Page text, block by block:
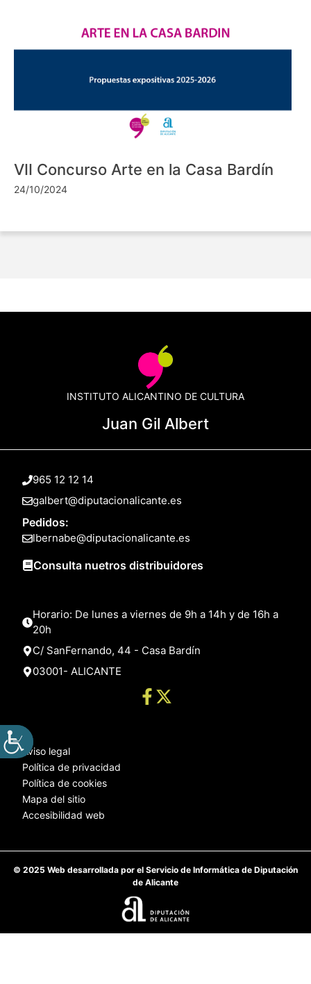
VII Concurso Arte en la Casa Bardín
24/10/2024
INSTITUTO ALICANTINO DE CULTURA
Juan Gil Albert
965 12 12 14
galbert@diputacionalicante.es
Pedidos:
lbernabe@diputacionalicante.es
Consulta nuetros distribuidores
Horario: De lunes a viernes de 9h a 14h y de 16h a
20h
C/ SanFernando, 44 - Casa Bardín
03001- ALICANTE
Aviso legal
Política de privacidad
Política de cookies
Mapa del sitio
Accesibilidad web
© 2025 Web desarrollada por el Servicio de Informática de Diputación
de Alicante